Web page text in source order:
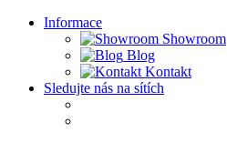
Informace
Showroom
Blog
Kontakt
Sledujte nás na sítích